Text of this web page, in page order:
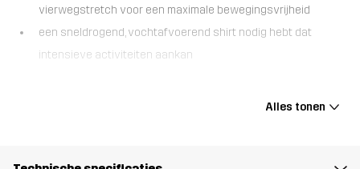
vierwegstretch voor een maximale bewegingsvrijheid
een sneldrogend, vochtafvoerend shirt nodig hebt dat
intensieve activiteiten aankan
hoogwaardige functie combineert met alledaagse veelzijdigheid.
door comfort. Flatlock-naden minimaliseren schuren, terwijl
Alles tonen